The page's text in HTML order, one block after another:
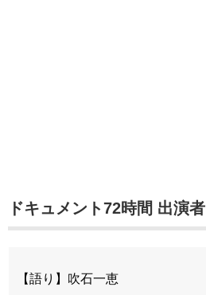
ドキュメント72時間 出演者
【語り】吹石一恵